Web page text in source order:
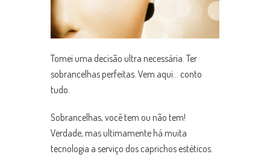
Tomei uma decisão ultra necessária. Ter
sobrancelhas perfeitas. Vem aqui… conto
tudo.
Sobrancelhas, você tem ou não tem!
Verdade, mas ultimamente há muita
tecnologia a serviço dos caprichos estéticos.